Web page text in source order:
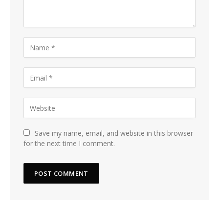
Save my name, email, and website in this browser
for the next time I comment.